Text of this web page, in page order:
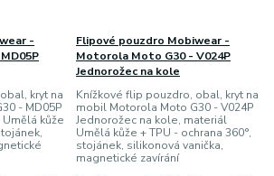
-
kryt na
- MD05P
kůže
Flipové pouzdro Mobiwear -
Motorola Moto G30 - V024P
Jednorožec na kole
Knížkové flip pouzdro, obal, kryt na
mobil Motorola Moto G30 - V024P
Jednorožec na kole, materiál
Umělá kůže + TPU - ochrana 360°,
stojánek, silikonová vanička,
magnetické zavírání